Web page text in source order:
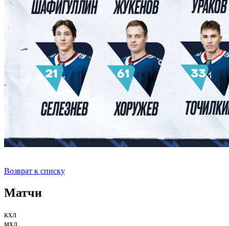
Возврат к списку
Матчи
кхл
мхл